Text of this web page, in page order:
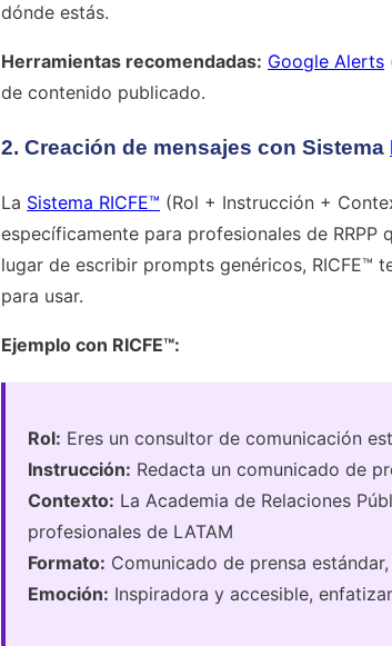
dónde estás.
Herramientas recomendadas: Google Alerts
de contenido publicado.
2. Creación de mensajes con Sistema
La Sistema RICFE™ (Rol + Instrucción +
específicamente para profesionales de
lugar de escribir prompts genéricos, RICFE™
para usar.
Ejemplo con RICFE™:
Rol: Eres un consultor de comunicación
Instrucción: Redacta un comunicado de
Contexto: La Academia de Relaciones
profesionales de LATAM
Formato: Comunicado de prensa
Emoción: Inspiradora y accesible,